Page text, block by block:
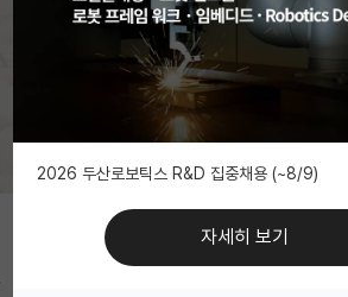
2026 두산로보틱스 R&D 집중채용 (~8/9)
자세히 보기